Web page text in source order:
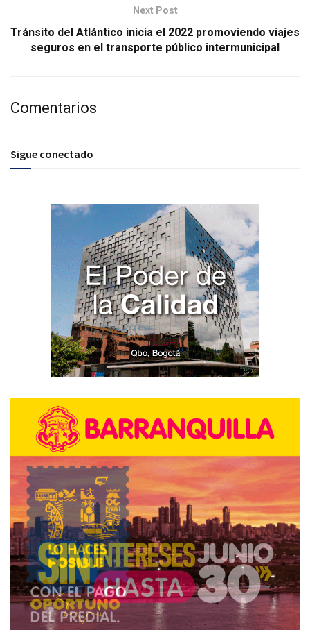
Next Post
Tránsito del Atlántico inicia el 2022 promoviendo viajes
seguros en el transporte público intermunicipal
Comentarios
Sigue conectado